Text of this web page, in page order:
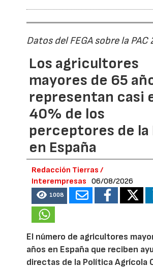
Datos del FEGA sobre la PAC
Los agricultores
mayores de 65
representan casi
40% de los
perceptores de la
en España
Redacción Tierras /
Interempresas
06/08/2026
1008
El número de agricultores
años en España que reciben
directas de la Política Agrícola